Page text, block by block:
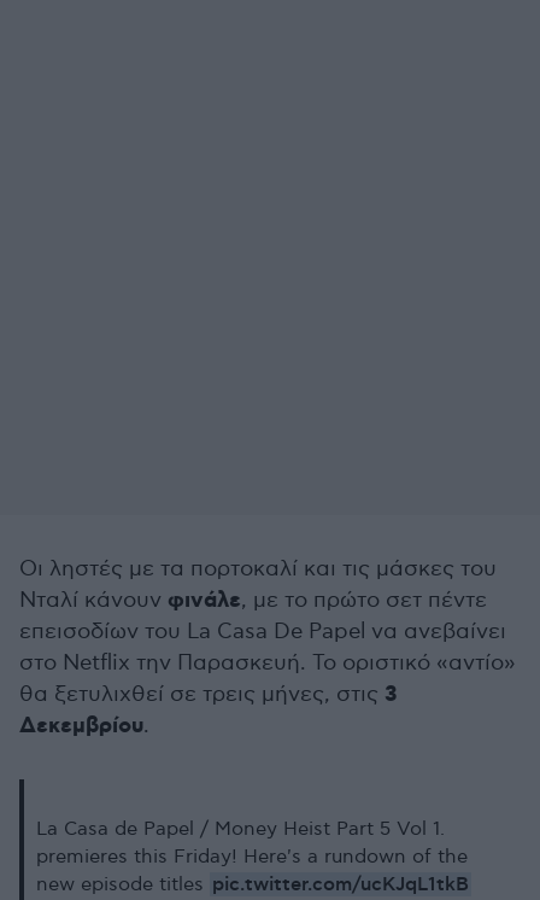
Οι ληστές με τα πορτοκαλί και τις μάσκες του
Νταλί κάνουν φινάλε, με το πρώτο σετ πέντε
επεισοδίων του La Casa De Papel να ανεβαίνει
στο Netflix την Παρασκευή. Το οριστικό «αντίο»
θα ξετυλιχθεί σε τρεις μήνες, στις 3
Δεκεμβρίου.
La Casa de Papel / Money Heist Part 5 Vol 1.
premieres this Friday! Here's a rundown of the
new episode titles pic.twitter.com/ucKJqL1tkB